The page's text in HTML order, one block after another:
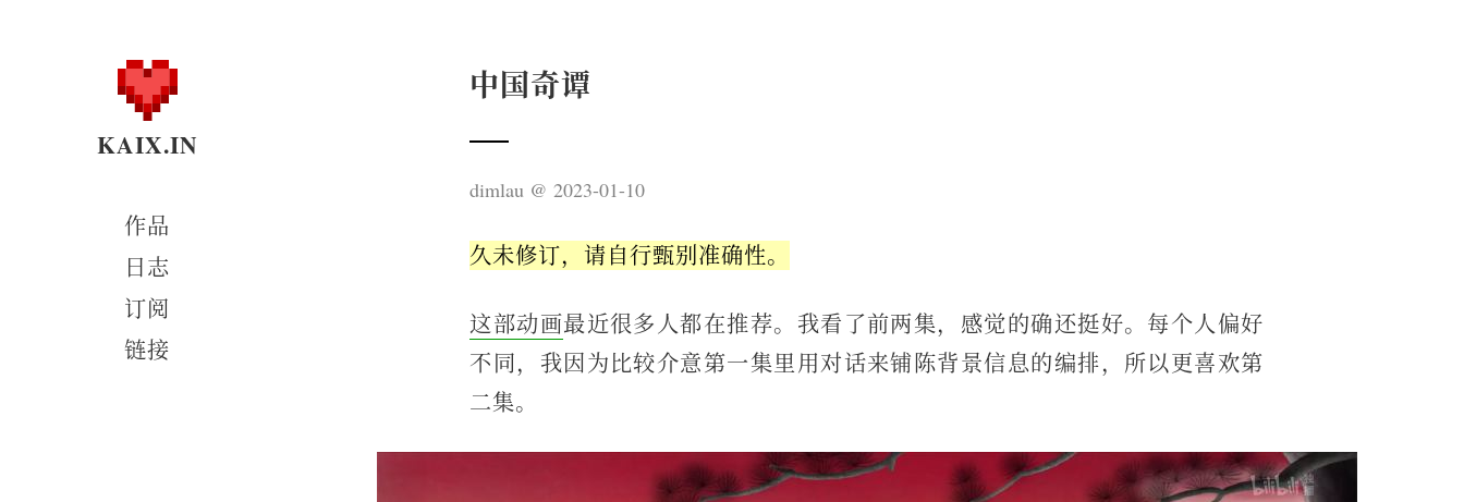
KAIX.IN
作品
日志
订阅
链接
中国奇谭
dimlau 2023-01-10
久未修订，请自行甄别准确性。
这部动画最近很多人都在推荐。我看了前两集，感觉的确还挺好。每个人偏好
不同，我因为比较介意第一集里用对话来铺陈背景信息的编排，所以更喜欢第
二集。